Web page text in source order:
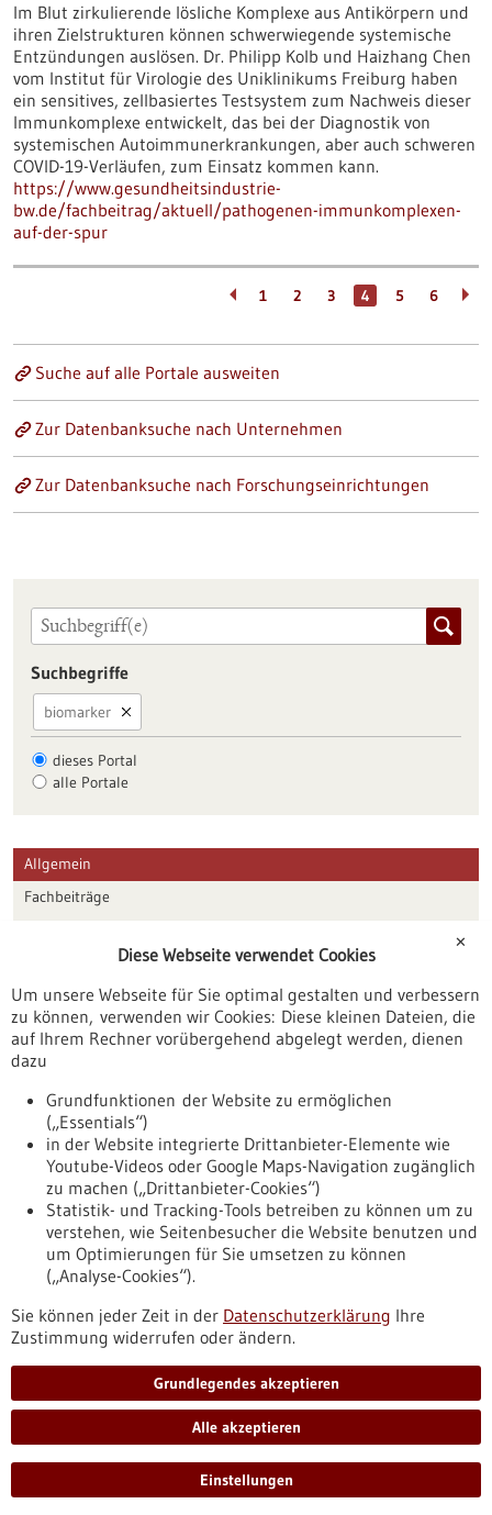
Im Blut zirkulierende lösliche Komplexe aus Antikörpern und
ihren Zielstrukturen können schwerwiegende systemische
Entzündungen auslösen. Dr. Philipp Kolb und Haizhang Chen
vom Institut für Virologie des Uniklinikums Freiburg haben
ein sensitives, zellbasiertes Testsystem zum Nachweis dieser
Immunkomplexe entwickelt, das bei der Diagnostik von
systemischen Autoimmunerkrankungen, aber auch schweren
COVID-19-Verläufen, zum Einsatz kommen kann.
https://www.gesundheitsindustrie-
bw.de/fachbeitrag/aktuell/pathogenen-immunkomplexen-
auf-der-spur
1 2 3 4 5 6
Suche auf alle Portale ausweiten
Zur Datenbanksuche nach Unternehmen
Zur Datenbanksuche nach Forschungseinrichtungen
Suchbegriffe
biomarker
dieses Portal
alle Portale
Allgemein
Fachbeiträge
Veranstaltungen
Erscheinungsdatum
Nach oben
Informiert bleiben
Newsletter abonnieren
✕
Diese Webseite verwendet Cookies
Um unsere Webseite für Sie optimal gestalten und verbessern
zu können, verwenden wir Cookies: Diese kleinen Dateien, die
auf Ihrem Rechner vorübergehend abgelegt werden, dienen
dazu
Grundfunktionen der Website zu ermöglichen
(„Essentials“)
in der Website integrierte Drittanbieter-Elemente wie
Youtube-Videos oder Google Maps-Navigation zugänglich
zu machen („Drittanbieter-Cookies“)
Statistik- und Tracking-Tools betreiben zu können um zu
verstehen, wie Seitenbesucher die Website benutzen und
um Optimierungen für Sie umsetzen zu können
(„Analyse-Cookies“).
Sie können jeder Zeit in der Datenschutzerklärung Ihre
Zustimmung widerrufen oder ändern.
Grundlegendes akzeptieren
Alle akzeptieren
Einstellungen